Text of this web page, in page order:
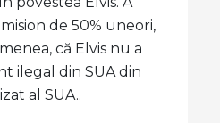
de 50% uneori,
că Elvis nu a
ilegal din SUA din
al SUA..